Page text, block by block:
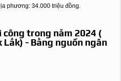
phương: 34.000 triệu đồng.
công trong năm 2024 (
- Bằng nguồn ngân